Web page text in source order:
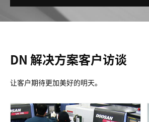
DN 解决方案客户访谈
让客户期待更加美好的明天。